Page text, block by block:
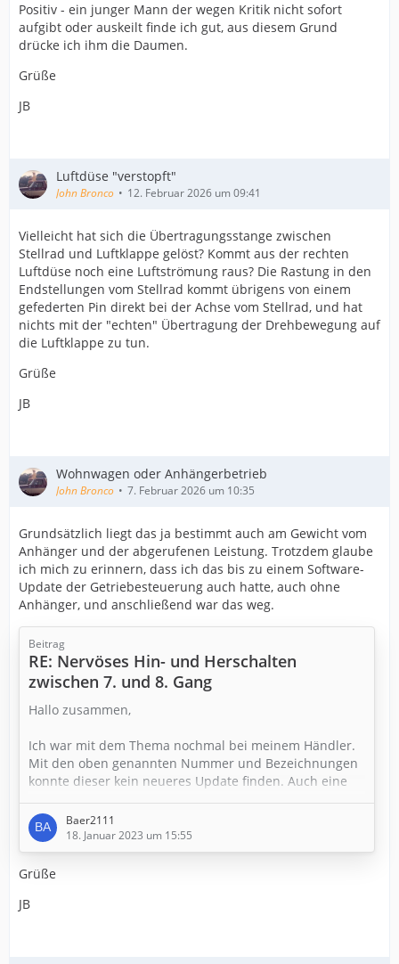
Positiv - ein junger Mann der wegen Kritik nicht sofort
aufgibt oder auskeilt finde ich gut, aus diesem Grund
drücke ich ihm die Daumen.
Grüße
JB
Luftdüse "verstopft"
John Bronco 12. Februar 2026 um 09:41
Vielleicht hat sich die Übertragungsstange zwischen
Stellrad und Luftklappe gelöst? Kommt aus der rechten
Luftdüse noch eine Luftströmung raus? Die Rastung in den
Endstellungen vom Stellrad kommt übrigens von einem
gefederten Pin direkt bei der Achse vom Stellrad, und hat
nichts mit der "echten" Übertragung der Drehbewegung auf
die Luftklappe zu tun.
Grüße
JB
Wohnwagen oder Anhängerbetrieb
John Bronco 7. Februar 2026 um 10:35
Grundsätzlich liegt das ja bestimmt auch am Gewicht vom
Anhänger und der abgerufenen Leistung. Trotzdem glaube
ich mich zu erinnern, dass ich das bis zu einem Software-
Update der Getriebesteuerung auch hatte, auch ohne
Anhänger, und anschließend war das weg.
Beitrag
RE: Nervöses Hin- und Herschalten
zwischen 7. und 8. Gang
Hallo zusammen,
Ich war mit dem Thema nochmal bei meinem Händler.
Mit den oben genannten Nummer und Bezeichnungen
konnte dieser kein neueres Update finden. Auch eine
Rückfrage an VW direkt, inkl. Demonstrationsvideo, gab
keine Hilfe. Kurze Antwort hier: Das Schaltverhalten ist
gewollt
.
Ich weiß jetzt auch nicht mehr weiter und könnte mich
gemacht zu haben.
Baer2111
18. Januar 2023 um 15:55
Grüße
JB